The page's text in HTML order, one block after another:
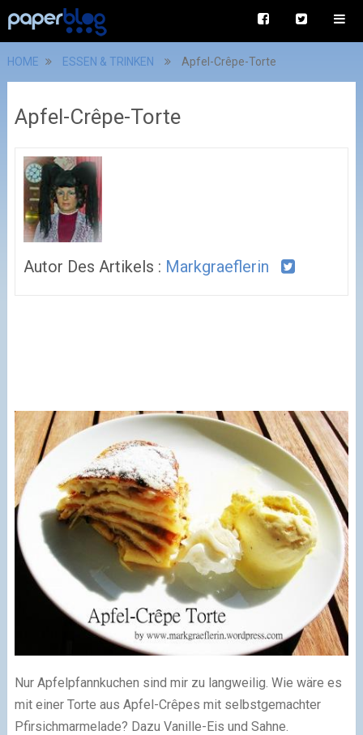
HOME ESSEN & TRINKEN Apfel-Crêpe-Torte
Apfel-Crêpe-Torte
Autor Des Artikels : Markgraeflerin
Nur Apfelpfannkuchen sind mir zu langweilig. Wie wäre es
mit einer Torte aus Apfel-Crêpes mit selbstgemachter
Pfirsichmarmelade? Dazu Vanille-Eis und Sahne.